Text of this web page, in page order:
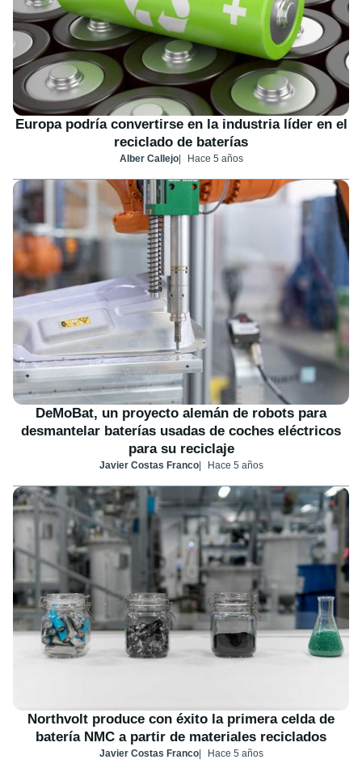
Europa podría convertirse en la industria líder en el
reciclado de baterías
Alber Callejo Hace 5 años
DeMoBat, un proyecto alemán de robots para
desmantelar baterías usadas de coches eléctricos
para su reciclaje
Javier Costas Franco Hace 5 años
Northvolt produce con éxito la primera celda de
batería NMC a partir de materiales reciclados
Javier Costas Franco Hace 5 años